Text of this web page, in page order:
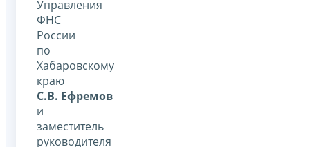
Управления
ФНС
России
по
Хабаровскому
краю
С.В. Ефремов
и
заместитель
руководителя